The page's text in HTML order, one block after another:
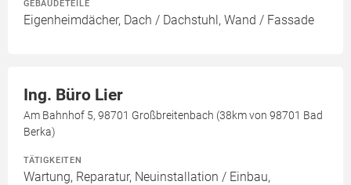
GEBÄUDETEILE
Eigenheimdächer, Dach / Dachstuhl, Wand / Fassade
Ing. Büro Lier
Am Bahnhof 5, 98701 Großbreitenbach (38km von 98701 Bad
Berka)
TÄTIGKEITEN
Wartung, Reparatur, Neuinstallation / Einbau,